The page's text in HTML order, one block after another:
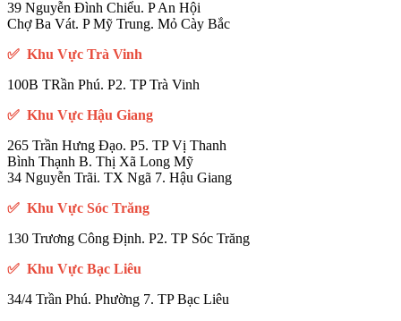
39 Nguyễn Đình Chiểu. P An Hội
Chợ Ba Vát. P Mỹ Trung. Mỏ Cày Bắc
✅ Khu Vực Trà Vinh
100B TRần Phú. P2. TP Trà Vinh
✅ Khu Vực Hậu Giang
265 Trần Hưng Đạo. P5. TP Vị Thanh
Bình Thạnh B. Thị Xã Long Mỹ
34 Nguyễn Trãi. TX Ngã 7. Hậu Giang
✅ Khu Vực Sóc Trăng
130 Trương Công Định. P2. TP Sóc Trăng
✅ Khu Vực Bạc Liêu
34/4 Trần Phú. Phường 7. TP Bạc Liêu